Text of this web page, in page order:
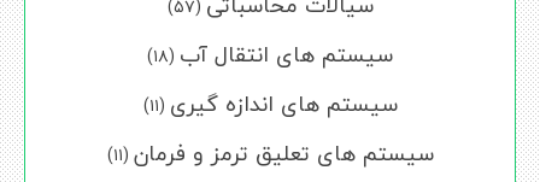
(۵۷)
سیستم های انتقال آب (۱۸)
سیستم های اندازه گیری (۱۱)
سیستم های تعلیق ترمز و فرمان (۱۱)